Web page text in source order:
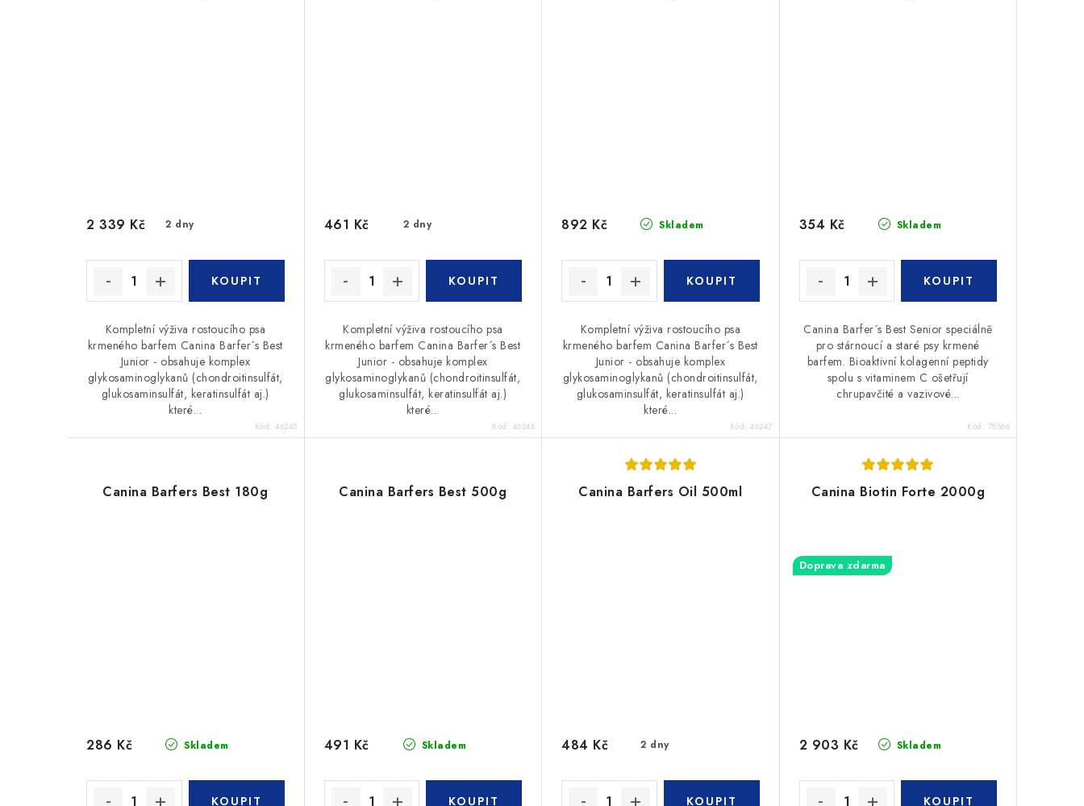
2 dny
2 339 Kč
Kompletní výživa rostoucího psa
krmeného barfem Canina Barfer´s Best
Junior - obsahuje komplex
glykosaminoglykanů (chondroitinsulfát,
glukosaminsulfát, keratinsulfát aj.)
které...
Kód: 46245
2 dny
461 Kč
Kompletní výživa rostoucího psa
krmeného barfem Canina Barfer´s Best
Junior - obsahuje komplex
glykosaminoglykanů (chondroitinsulfát,
glukosaminsulfát, keratinsulfát aj.)
které...
Kód: 46246
Skladem
892 Kč
Kompletní výživa rostoucího psa
krmeného barfem Canina Barfer´s Best
Junior - obsahuje komplex
glykosaminoglykanů (chondroitinsulfát,
glukosaminsulfát, keratinsulfát aj.)
které...
Kód: 46247
Skladem
354 Kč
Canina Barfer´s Best Senior speciálně
pro stárnoucí a staré psy krmené
barfem. Bioaktivní kolagenní peptidy
spolu s vitaminem C ošetřují
chrupavčité a vazivové...
Kód: 78566
Canina Barfers Best 180g
Skladem
286 Kč
Canina Barfers Best 500g
Skladem
491 Kč
Canina Barfers Oil 500ml
2 dny
484 Kč
Canina Biotin Forte 2000g
Doprava zdarma
Skladem
2 903 Kč